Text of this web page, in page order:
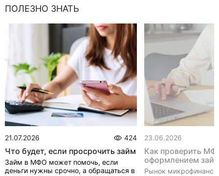
ПОЛЕЗНО ЗНАТЬ
21.07.2026 424
Что будет, если просрочить займ
Займ в МФО может помочь, если
деньги нужны срочно, а обращаться в
23.06.2026
Как проверить
оформлением
Рынок